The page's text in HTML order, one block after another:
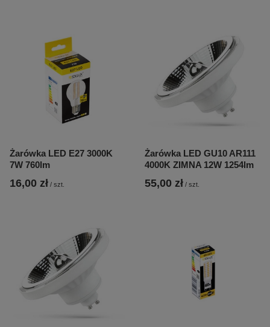
Żarówka LED E27 3000K
7W 760lm
16,00 zł / szt.
Żarówka LED GU10 AR111
4000K ZIMNA 12W 1254lm
55,00 zł / szt.